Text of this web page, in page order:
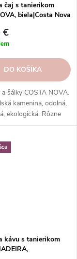
čaj s tanierikom
biela|Costa Nova
€
DO KOŠÍKA
šálky COSTA NOVA.
kamenina, odolná,
ekologická. Rôzne
vzory. Ideálne na
cappuccino,
kakao a iné.
kávu s tanierikom